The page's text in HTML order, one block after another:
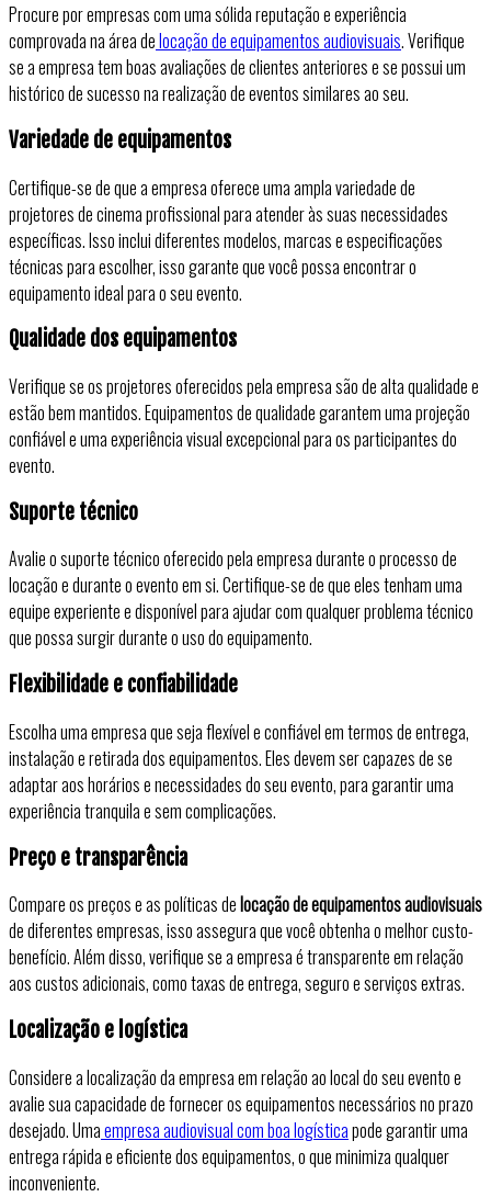
Procure por empresas com uma sólida reputação e experiência
comprovada na área delocação de equipamentos audiovisuais. Verifique
se a empresa tem boas avaliações de clientes anteriores e se possui um
histórico de sucesso na realização de eventos similares ao seu.
Variedade de equipamentos
Certifique-se de que a empresa oferece uma ampla variedade de
projetores de cinema profissional para atender às suas necessidades
específicas. Isso inclui diferentes modelos, marcas e especificações
técnicas para escolher, isso garante que você possa encontrar o
equipamento ideal para o seu evento.
Qualidade dos equipamentos
Verifique se os projetores oferecidos pela empresa são de alta qualidade e
estão bem mantidos. Equipamentos de qualidade garantem uma projeção
confiável e uma experiência visual excepcional para os participantes do
evento.
Suporte técnico
Avalie o suporte técnico oferecido pela empresa durante o processo de
locação e durante o evento em si. Certifique-se de que eles tenham uma
equipe experiente e disponível para ajudar com qualquer problema técnico
que possa surgir durante o uso do equipamento.
Flexibilidade e confiabilidade
Escolha uma empresa que seja flexível e confiável em termos de entrega,
instalação e retirada dos equipamentos. Eles devem ser capazes de se
adaptar aos horários e necessidades do seu evento, para garantir uma
experiência tranquila e sem complicações.
Preço e transparência
Compare os preços e as políticas delocação de equipamentos audiovisuais
de diferentes empresas, isso assegura que você obtenha o melhor custo-
benefício. Além disso, verifique se a empresa é transparente em relação
aos custos adicionais, como taxas de entrega, seguro e serviços extras.
Localização e logística
Considere a localização da empresa em relação ao local do seu evento e
avalie sua capacidade de fornecer os equipamentos necessários no prazo
desejado. Umaempresa audiovisual com boa logísticapode garantir uma
entrega rápida e eficiente dos equipamentos, o que minimiza qualquer
inconveniente.